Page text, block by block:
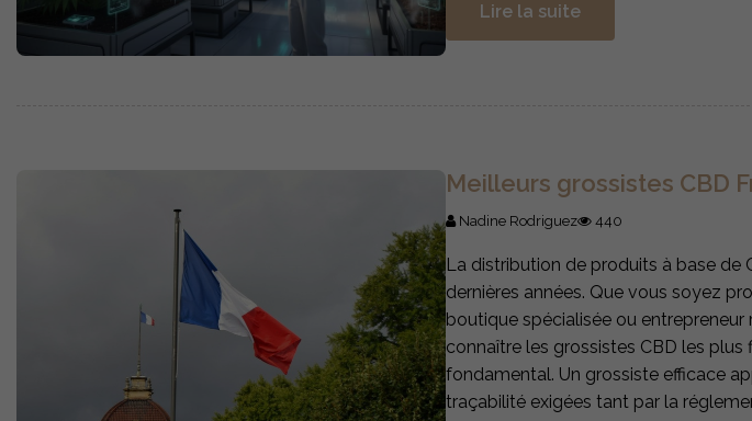
Lire la suite
Meilleurs grossistes CBD
Nadine Rodriguez 440
La distribution de produits à base de
dernières années. Que vous soyez
boutique spécialisée ou
connaître les grossistes CBD les plus
fondamental. Un grossiste efficace
traçabilité exigées tant par la